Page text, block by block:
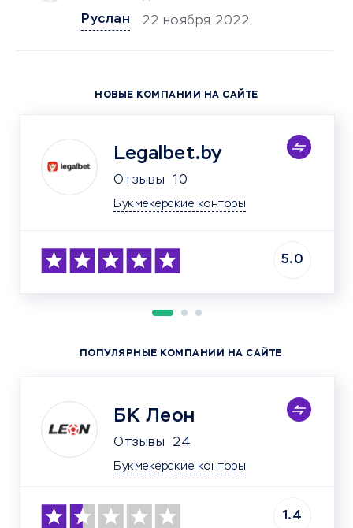
Руслан
22 ноября 2022
НОВЫЕ КОМПАНИИ НА САЙТЕ
Legalbet.by
Отзывы 10
Букмекерские конторы
5.0
ПОПУЛЯРНЫЕ КОМПАНИИ НА САЙТЕ
БК Леон
Отзывы 24
Букмекерские конторы
1.4